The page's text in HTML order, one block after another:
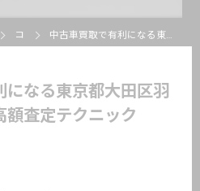
コラム 中古車買取で有利になる東京都大田区羽田空港エリアの高額査定テクニック
になる東京都大田区羽
額査定テクニック